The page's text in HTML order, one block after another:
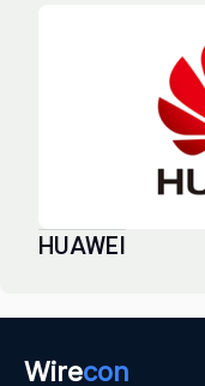
HUAWEI
Wirecon